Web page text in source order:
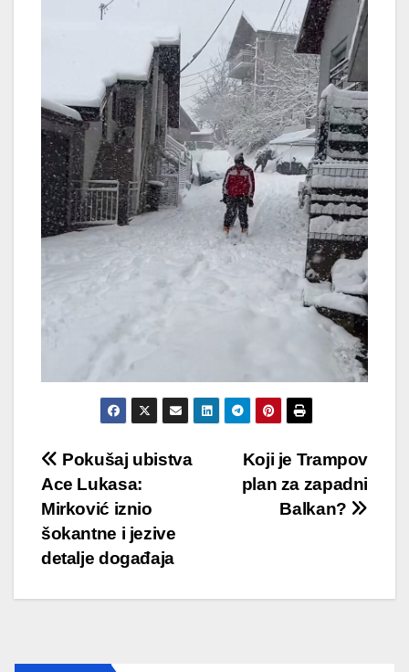
Post
navigation
Koji je Trampov
plan za zapadni
Balkan?
Pokušaj ubistva
Ace Lukasa:
Mirković iznio
šokantne i jezive
detalje događaja